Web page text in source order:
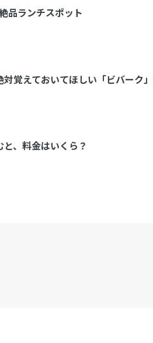
品ランチスポット
覚えておいてほしい「ビバーク
、料金はいくら？